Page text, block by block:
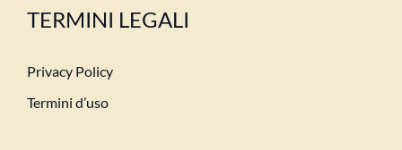
TERMINI LEGALI
Privacy Policy
Termini d’uso